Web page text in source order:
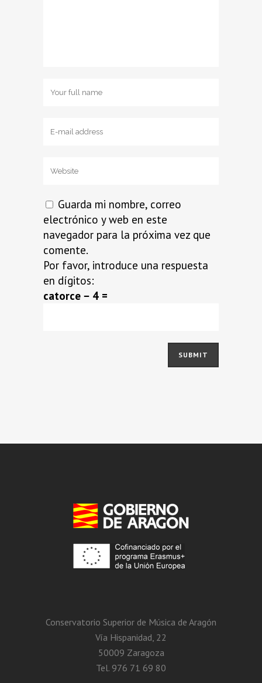
Guarda mi nombre, correo
electrónico y web en este
navegador para la próxima vez que
comente.
Por favor, introduce una respuesta
en dígitos:
catorce − 4 =
Conservatorio Superior de Música de Aragón
Vía Hispanidad, 22
50009 Zaragoza
Tel. 976 71 69 80